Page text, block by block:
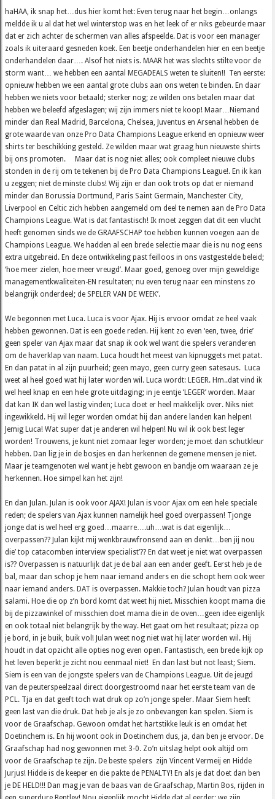
haHAA, ik snap het…dus hier komt het: Even terug naar het begin…onlangs
meldde ik u al dat het wel winterstop was en het leek of er niks gebeurde maar
dat er zich achter de schermen van alles afspeelde. Dat is voor een manager
zoals ik uiteraard gesneden koek. Een beetje onderhandelen hier en een beetje
onderhandelen daar…. Alsof het niets is. MAAR het was slechts stilte voor de
storm want… we hebben een aantal MEGADEALS weten te sluiten!! Ten eerste:
opnieuw hebben we een aantal grote clubs aan ons weten te binden. En daar
hebben we niets voor betaald; sterker nog; ze wilden ons betalen maar dat
hebben we beleefd afgeslagen; wij zijn immers niet te koop! Maar…Niemand
minder dan Real Madrid, Barcelona, Chelsea, Juventus en Arsenal hebben de
grote waarde van onze Pro Data Champions League erkend en opnieuw weer
shirts ter beschikking gesteld. Ze wilden maar wat graag hun nieuwste shirts
bij ons promoten. Maar dat is nog niet alles; ook compleet nieuwe clubs
stonden in de rij om te tekenen bij de Pro Data Champions League!. En ik kan
u zeggen; niet de minste clubs! Wij zijn er dan ook trots op dat er niemand
minder dan Borussia Dortmund, Paris Saint Germain, Manchester City,
Liverpool en Celtic zich hebben aangemeld om deel te nemen aan de Pro Data
Champions League. Wat is dat fantastisch! Ik moet zeggen dat dit een vlucht
heeft genomen sinds we de GRAAFSCHAP toe hebben kunnen voegen aan de
Champions League. We hadden al een brede selectie maar die is nu nog eens
extra uitgebreid. En deze ontwikkeling past feilloos in ons vastgestelde beleid;
‘hoe meer zielen, hoe meer vreugd’. Maar goed, genoeg over mijn geweldige
managementkwaliteiten-EN resultaten; nu even terug naar een minstens zo
belangrijk onderdeel; de SPELER VAN DE WEEK’.
We begonnen met Luca. Luca is voor Ajax. Hij is ervoor omdat ze heel vaak
hebben gewonnen. Dat is een goede reden. Hij kent zo even ‘een, twee, drie’
geen speler van Ajax maar dat snap ik ook wel want die spelers veranderen
om de haverklap van naam. Luca houdt het meest van kipnuggets met patat.
En dan patat in al zijn puurheid; geen mayo, geen curry geen satesaus. Luca
weet al heel goed wat hij later worden wil. Luca wordt: LEGER. Hm..dat vind ik
wel heel knap en een hele grote uitdaging; in je eentje ‘LEGER’ worden. Maar
dat kan IK dan wel lastig vinden; Luca doet er heel makkelijk over. Niks niet
ingewikkeld. Hij wil leger worden omdat hij dan andere landen kan helpen!
Jemig Luca! Wat super dat je anderen wil helpen! Nu wil ik ook best leger
worden! Trouwens, je kunt niet zomaar leger worden; je moet dan schutkleur
hebben. Dan lig je in de bosjes en dan herkennen de gemene mensen je niet.
Maar je teamgenoten wel want je hebt gewoon en bandje om waaraan ze je
herkennen. Hoe simpel kan het zijn!
En dan Julan. Julan is ook voor AJAX! Julan is voor Ajax om een hele speciale
reden; de spelers van Ajax kunnen namelijk heel goed overpassen! Tjonge
jonge dat is wel heel erg goed…maarre….uh…wat is dat eigenlijk…
overpassen?? Julan kijkt mij wenkbrauwfronsend aan en denkt…ben jij nou
die’ top catacomben interview specialist’?? En dat weet je niet wat overpassen
is?? Overpassen is natuurlijk dat je de bal aan een ander geeft. Eerst heb je de
bal, maar dan schop je hem naar iemand anders en die schopt hem ook weer
naar iemand anders. DAT is overpassen. Makkie toch? Julan houdt van pizza
salami. Hoe die op z’n bord komt dat weet hij niet. Misschien koopt mama die
bij de pizzawinkel of misschien doet mama die in de oven…geen idee eigenlijk
en ook totaal niet belangrijk by the way. Het gaat om het resultaat; pizza op
je bord, in je buik, buik vol! Julan weet nog niet wat hij later worden wil. Hij
houdt in dat opzicht alle opties nog even open. Fantastisch, een brede kijk op
het leven beperkt je zicht nou eenmaal niet! En dan last but not least; Siem.
Siem is een van de jongste spelers van de Champions League. Uit de jeugd
van de peuterspeelzaal direct doorgestroomd naar het eerste team van de
PCL. Tja en dat geeft toch wat druk op zo’n jonge speler. Maar Siem heeft
geen last van die druk. Dat heb je als je zo onbevangen kan spelen. Siem is
voor de Graafschap. Gewoon omdat het hartstikke leuk is en omdat het
Doetinchem is. En hij woont ook in Doetinchem dus, ja, dan ben je ervoor. De
Graafschap had nog gewonnen met 3-0. Zo’n uitslag helpt ook altijd om
voor de Graafschap te zijn. De beste spelers zijn Vincent Vermeij en Hidde
Jurjus! Hidde is de keeper en die pakte de PENALTY! En als je dat doet dan ben
je DE HELD!!! Dan mag je van de baas van de Graafschap, Martin Bos, rijden in